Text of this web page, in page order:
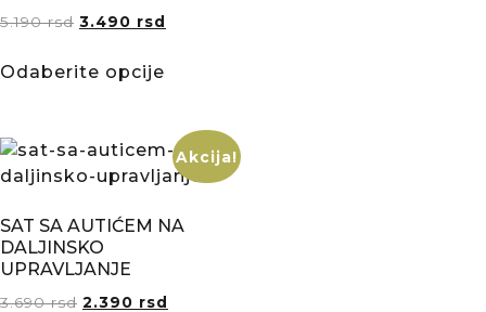
5.190rsd 3.490 rsd
Odaberite opcije
Akcija!
SAT SA AUTIĆEM NA
DALJINSKO
UPRAVLJANJE
3.690rsd 2.390 rsd